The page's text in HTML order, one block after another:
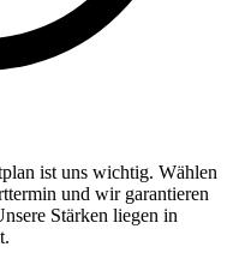
ist uns wichtig. Wählen
und wir garantieren
Stärken liegen in